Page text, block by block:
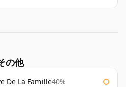
の他
De La Famille40%